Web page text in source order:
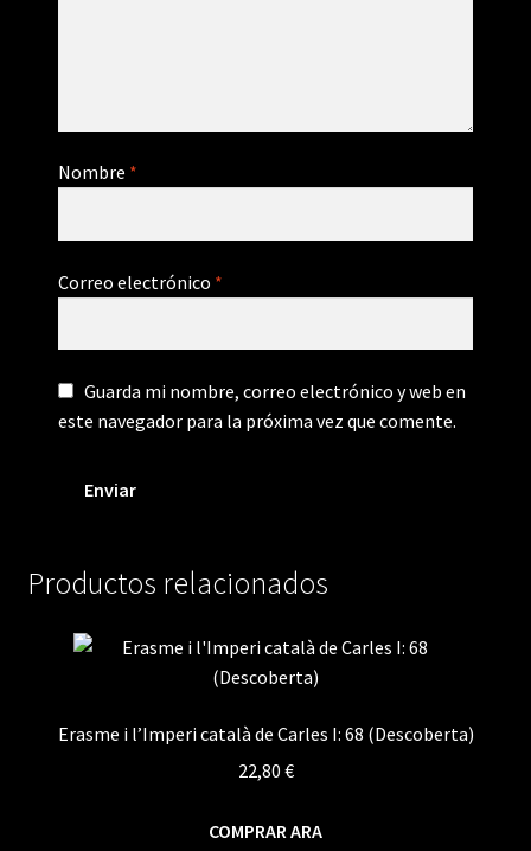
Nombre *
Correo electrónico *
Guarda mi nombre, correo electrónico y web en
este navegador para la próxima vez que comente.
Productos relacionados
Erasme i l’Imperi català de Carles I: 68 (Descoberta)
22,80 €
COMPRAR ARA